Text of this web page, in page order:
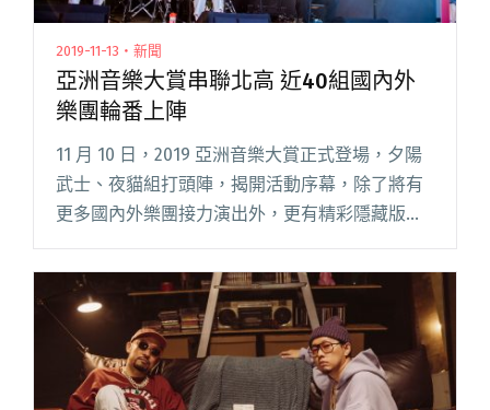
2019-11-13・新聞
亞洲音樂大賞串聯北高 近40組國內外
樂團輪番上陣
11 月 10 日，2019 亞洲音樂大賞正式登場，夕陽
武士、夜貓組打頭陣，揭開活動序幕，除了將有
更多國內外樂團接力演出外，更有精彩隱藏版企
劃「GIMA 練團室」，活動由屁孩與百合花現身打
頭陣，更邀請入圍金音創作獎「最佳另類流行單
曲獎」及「閱讀全文 "亞洲音樂大賞串聯北高 近
40組國內外樂團輪番上陣"